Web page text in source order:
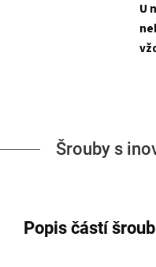
U
Šrouby s
Popis částí